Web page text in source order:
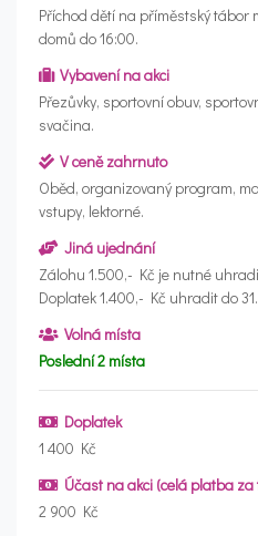
Příchod dětí na příměstský tábor
domů do 16:00.
Vybavení na akci
Přezůvky, sportovní obuv,
svačina.
V ceně zahrnuto
Oběd, organizovaný program,
vstupy, lektorné.
Jiná ujednání
Zálohu 1.500,- Kč je nutné
Doplatek 1.400,- Kč uhradit do
Volná místa
Poslední 2 místa
Doplatek
1 400 Kč
Účast na akci (celá platba
2 900 Kč